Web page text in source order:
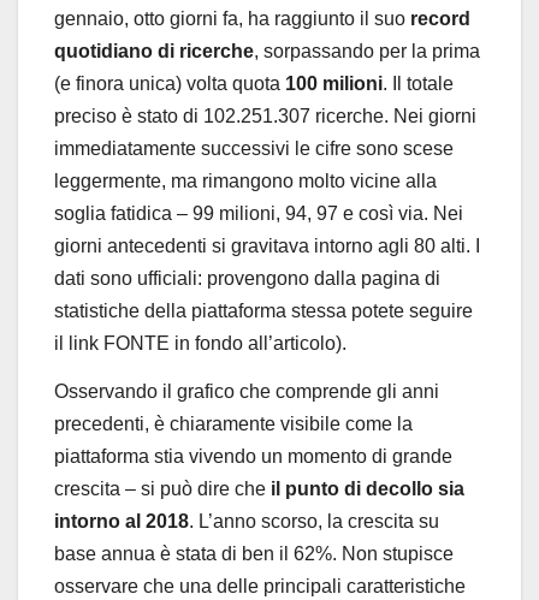
gennaio, otto giorni fa, ha raggiunto il suo record
quotidiano di ricerche, sorpassando per la prima
(e finora unica) volta quota 100 milioni. Il totale
preciso è stato di 102.251.307 ricerche. Nei giorni
immediatamente successivi le cifre sono scese
leggermente, ma rimangono molto vicine alla
soglia fatidica – 99 milioni, 94, 97 e così via. Nei
giorni antecedenti si gravitava intorno agli 80 alti. I
dati sono ufficiali: provengono dalla pagina di
statistiche della piattaforma stessa potete seguire
il link FONTE in fondo all’articolo).
Osservando il grafico che comprende gli anni
precedenti, è chiaramente visibile come la
piattaforma stia vivendo un momento di grande
crescita – si può dire che il punto di decollo sia
intorno al 2018. L’anno scorso, la crescita su
base annua è stata di ben il 62%. Non stupisce
osservare che una delle principali caratteristiche